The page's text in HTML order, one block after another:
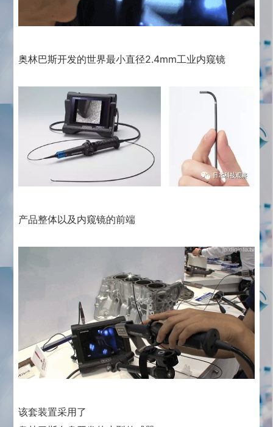
奥林巴斯开发的世界最小直径2.4mm工业内窥镜
产品整体以及内窥镜的前端
该套装置采用了